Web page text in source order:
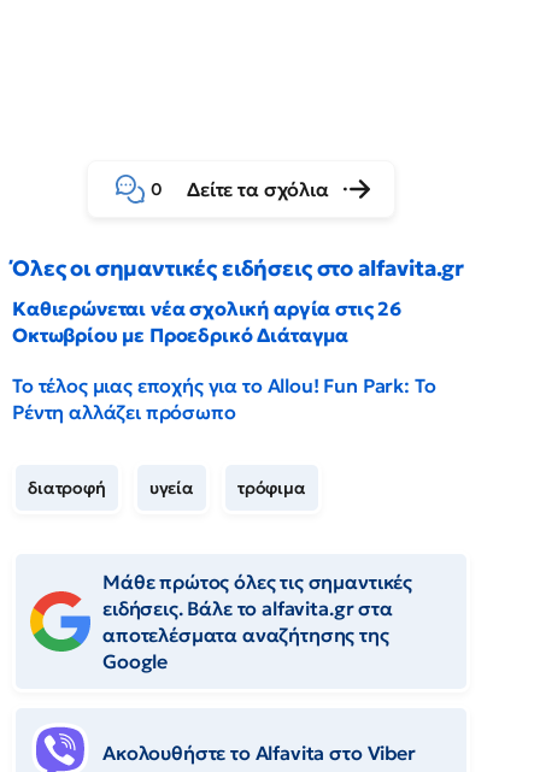
0 Δείτε τα σχόλια
Όλες οι σημαντικές ειδήσεις στο alfavita.gr
Καθιερώνεται νέα σχολική αργία στις 26
Οκτωβρίου με Προεδρικό Διάταγμα
Το τέλος μιας εποχής για το Allou! Fun Park: Το
Ρέντη αλλάζει πρόσωπο
διατροφή υγεία τρόφιμα
Μάθε πρώτος όλες τις σημαντικές
ειδήσεις. Βάλε το alfavita.gr στα
αποτελέσματα αναζήτησης της
Google
Ακολουθήστε το Αlfavita στο Viber